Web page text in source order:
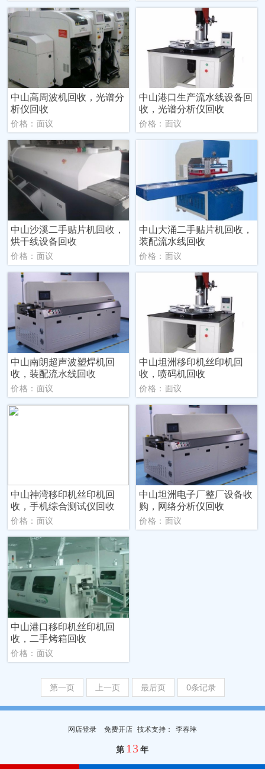
中山高周波机回收，光谱分
析仪回收
价格：面议
中山港口生产流水线设备回
收，光谱分析仪回收
价格：面议
中山沙溪二手贴片机回收，
烘干线设备回收
价格：面议
中山大涌二手贴片机回收，
装配流水线回收
价格：面议
中山南朗超声波塑焊机回
收，装配流水线回收
价格：面议
中山坦洲移印机丝印机回
收，喷码机回收
价格：面议
中山神湾移印机丝印机回
收，手机综合测试仪回收
价格：面议
中山坦洲电子厂整厂设备收
购，网络分析仪回收
价格：面议
中山港口移印机丝印机回
收，二手烤箱回收
价格：面议
第一页 上一页 最后页 0条记录
网店登录 免费开店 技术支持 ： 李春琳
第 13年